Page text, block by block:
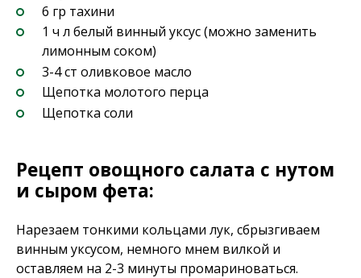
6 гр тахини
1 ч л белый винный уксус (можно заменить
лимонным соком)
3-4 ст оливковое масло
Щепотка молотого перца
Щепотка соли
Рецепт овощного салата с нутом
и сыром фета:
Нарезаем тонкими кольцами лук, сбрызгиваем
винным уксусом, немного мнем вилкой и
оставляем на 2-3 минуты промариноваться.